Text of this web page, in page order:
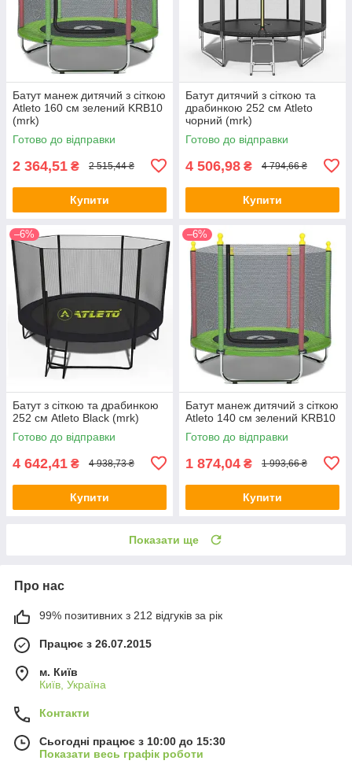
Батут манеж дитячий з сіткою
Atleto 160 см зелений KRB10
(mrk)
Готово до відправки
2 364,51 ₴ 2 515,44 ₴
Купити
Батут дитячий з сіткою та
драбинкою 252 см Atleto
чорний (mrk)
Готово до відправки
4 506,98 ₴ 4 794,66 ₴
Купити
–6%
Батут з сіткою та драбинкою
252 см Atleto Black (mrk)
Готово до відправки
4 642,41 ₴ 4 938,73 ₴
Купити
–6%
Батут манеж дитячий з сіткою
Atleto 140 см зелений KRB10
Готово до відправки
1 874,04 ₴ 1 993,66 ₴
Купити
Показати ще
Про нас
99% позитивних з 212 відгуків за рік
Працює з 26.07.2015
м. Київ
Київ, Україна
Контакти
Сьогодні працює з 10:00 до 15:30
Показати весь графік роботи